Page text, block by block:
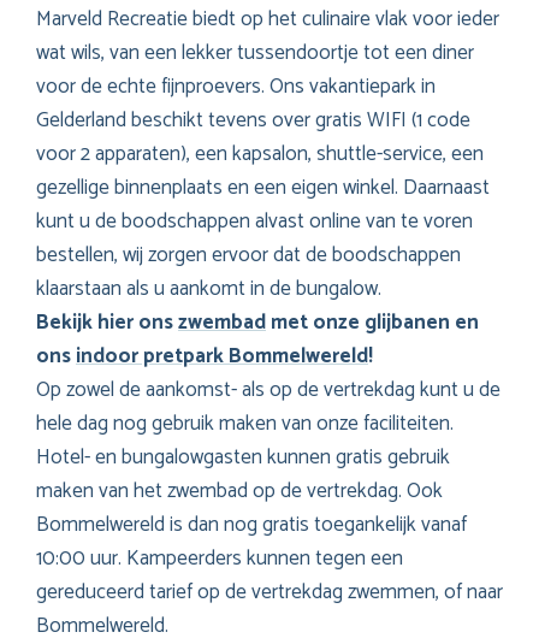
Marveld Recreatie biedt op het culinaire vlak voor ieder
wat wils, van een lekker tussendoortje tot een diner
voor de echte fijnproevers. Ons vakantiepark in
Gelderland beschikt tevens over gratis WIFI (1 code
voor 2 apparaten), een kapsalon, shuttle-service, een
gezellige binnenplaats en een eigen winkel. Daarnaast
kunt u de boodschappen alvast online van te voren
bestellen, wij zorgen ervoor dat de boodschappen
klaarstaan als u aankomt in de bungalow.
Bekijk hier onszwembadmet onze glijbanen en
onsindoor pretpark Bommelwereld!
Op zowel de aankomst- als op de vertrekdag kunt u de
hele dag nog gebruik maken van onze faciliteiten.
Hotel- en bungalowgasten kunnen gratis gebruik
maken van het zwembad op de vertrekdag. Ook
Bommelwereld is dan nog gratis toegankelijk vanaf
10:00 uur. Kampeerders kunnen tegen een
gereduceerd tarief op de vertrekdag zwemmen, of naar
Bommelwereld.